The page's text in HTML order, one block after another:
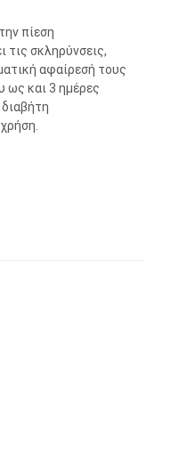
πίεση
τις σκληρύνσεις,
αφαίρεσή τους
ως και 3 ημέρες